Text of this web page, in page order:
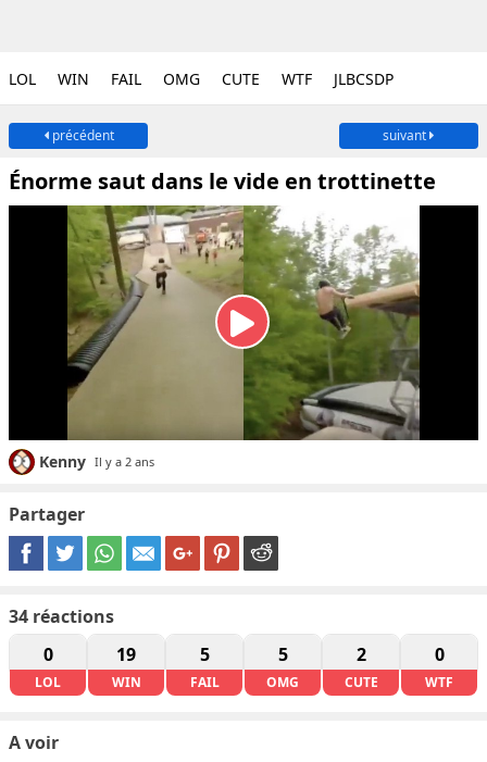
LOL WIN FAIL OMG CUTE WTF JLBCSDP
précédent suivant
Énorme saut dans le vide en trottinette
Kenny Il y a 2 ans
Partager
34 réactions
0
LOL
19
WIN
5
FAIL
5
OMG
2
CUTE
0
WTF
A voir